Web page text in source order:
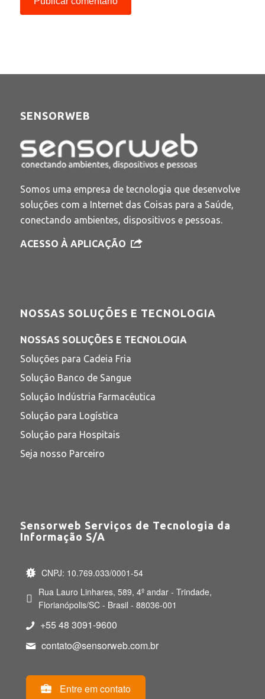
SENSORWEB
Somos uma empresa de tecnologia que desenvolve
soluções com a Internet das Coisas para a Saúde,
conectando ambientes, dispositivos e pessoas.
ACESSO À APLICAÇÃO
NOSSAS SOLUÇÕES E TECNOLOGIA
NOSSAS SOLUÇÕES E TECNOLOGIA
Soluções para Cadeia Fria
Solução Banco de Sangue
Solução Indústria Farmacêutica
Solução para Logística
Solução para Hospitais
Seja nosso Parceiro
Sensorweb Serviços de Tecnologia da
Informação S/A
CNPJ: 10.769.033/0001-54
Rua Lauro Linhares, 589, 4º andar - Trindade,
Florianópolis/SC - Brasil - 88036-001
+55 48 3091-9600
contato@sensorweb.com.br
Entre em contato